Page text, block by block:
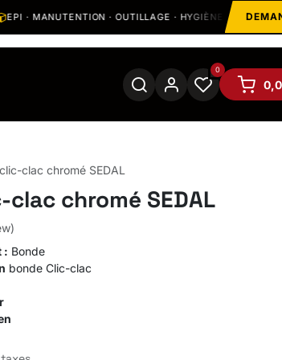
· MANUTENTION · OUTILLAGE · HYGIÈNE · SOUDAGE
0
clac chromé SEDAL
chromé SEDAL
: Bonde
bonde Clic-clac